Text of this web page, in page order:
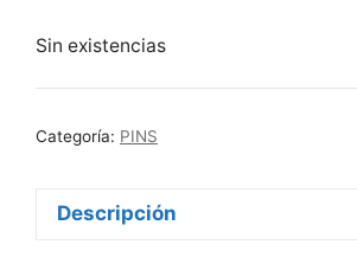
Sin existencias
Categoría: PINS
Descripción